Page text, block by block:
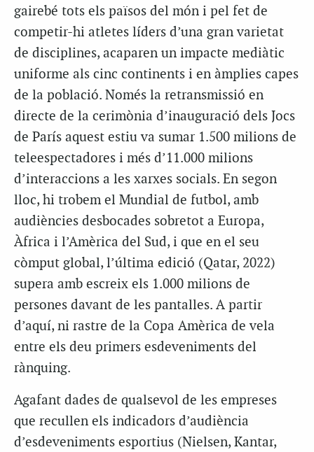
gairebé tots els països del món i pel fet de
competir-hi atletes líders d’una gran varietat
de disciplines, acaparen un impacte mediàtic
uniforme als cinc continents i en àmplies capes
de la població. Només la retransmissió en
directe de la cerimònia d’inauguració dels Jocs
de París aquest estiu va sumar 1.500 milions de
teleespectadores i més d’11.000 milions
d’interaccions a les xarxes socials. En segon
lloc, hi trobem el Mundial de futbol, amb
audiències desbocades sobretot a Europa,
Àfrica i l’Amèrica del Sud, i que en el seu
còmput global, l’última edició (Qatar, 2022)
supera amb escreix els 1.000 milions de
persones davant de les pantalles. A partir
d’aquí, ni rastre de la Copa Amèrica de vela
entre els deu primers esdeveniments del
rànquing.
Agafant dades de qualsevol de les empreses
que recullen els indicadors d’audiència
d’esdeveniments esportius (Nielsen, Kantar,